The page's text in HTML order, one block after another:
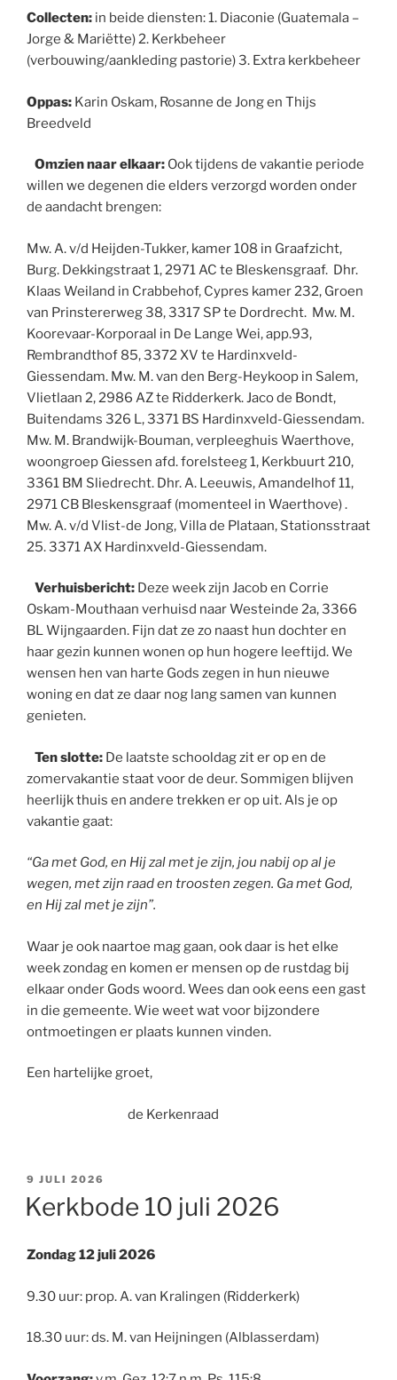
Collecten: in beide diensten: 1. Diaconie (Guatemala –
Jorge & Mariëtte) 2. Kerkbeheer
(verbouwing/aankleding pastorie) 3. Extra kerkbeheer
Oppas: Karin Oskam, Rosanne de Jong en Thijs
Breedveld
Omzien naar elkaar: Ook tijdens de vakantie periode
willen we degenen die elders verzorgd worden onder
de aandacht brengen:
Mw. A. v/d Heijden-Tukker, kamer 108 in Graafzicht,
Burg. Dekkingstraat 1, 2971 AC te Bleskensgraaf. Dhr.
Klaas Weiland in Crabbehof, Cypres kamer 232, Groen
van Prinstererweg 38, 3317 SP te Dordrecht. Mw. M.
Koorevaar-Korporaal in De Lange Wei, app.93,
Rembrandthof 85, 3372 XV te Hardinxveld-
Giessendam. Mw. M. van den Berg-Heykoop in Salem,
Vlietlaan 2, 2986 AZ te Ridderkerk. Jaco de Bondt,
Buitendams 326 L, 3371 BS Hardinxveld-Giessendam.
Mw. M. Brandwijk-Bouman, verpleeghuis Waerthove,
woongroep Giessen afd. forelsteeg 1, Kerkbuurt 210,
3361 BM Sliedrecht. Dhr. A. Leeuwis, Amandelhof 11,
2971 CB Bleskensgraaf (momenteel in Waerthove) .
Mw. A. v/d Vlist-de Jong, Villa de Plataan, Stationsstraat
25. 3371 AX Hardinxveld-Giessendam.
Verhuisbericht: Deze week zijn Jacob en Corrie
Oskam-Mouthaan verhuisd naar Westeinde 2a, 3366
BL Wijngaarden. Fijn dat ze zo naast hun dochter en
haar gezin kunnen wonen op hun hogere leeftijd. We
wensen hen van harte Gods zegen in hun nieuwe
woning en dat ze daar nog lang samen van kunnen
genieten.
Ten slotte: De laatste schooldag zit er op en de
zomervakantie staat voor de deur. Sommigen blijven
heerlijk thuis en andere trekken er op uit. Als je op
vakantie gaat:
“Ga met God, en Hij zal met je zijn, jou nabij op al je
wegen, met zijn raad en troosten zegen. Ga met God,
en Hij zal met je zijn”.
Waar je ook naartoe mag gaan, ook daar is het elke
week zondag en komen er mensen op de rustdag bij
elkaar onder Gods woord. Wees dan ook eens een gast
in die gemeente. Wie weet wat voor bijzondere
ontmoetingen er plaats kunnen vinden.
Een hartelijke groet,
de Kerkenraad
GEPLAATST
OP
9 JULI 2026
Kerkbode 10 juli 2026
Zondag 12 juli 2026
9.30 uur: prop. A. van Kralingen (Ridderkerk)
18.30 uur: ds. M. van Heijningen (Alblasserdam)